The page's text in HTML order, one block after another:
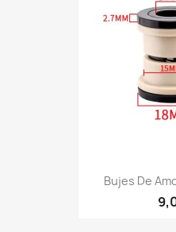
Bujes De